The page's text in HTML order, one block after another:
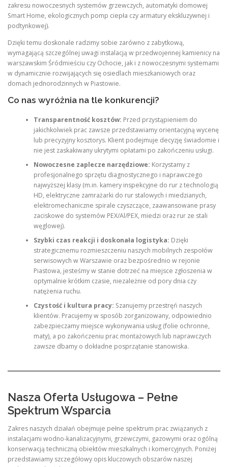
zakresu nowoczesnych systemów grzewczych, automatyki domowej
Smart Home, ekologicznych pomp ciepła czy armatury ekskluzywnej i
podtynkowej).
Dzięki temu doskonale radzimy sobie zarówno z zabytkową,
wymagającą szczególnej uwagi instalacją w przedwojennej kamienicy na
warszawskim Śródmieściu czy Ochocie, jak i z nowoczesnymi systemami
w dynamicznie rozwijających się osiedlach mieszkaniowych oraz
domach jednorodzinnych w Piastowie.
Co nas wyróżnia na tle konkurencji?
Transparentność kosztów: Przed przystąpieniem do
jakichkolwiek prac zawsze przedstawiamy orientacyjną wycenę
lub precyzyjny kosztorys. Klient podejmuje decyzję świadomie i
nie jest zaskakiwany ukrytymi opłatami po zakończeniu usługi.
Nowoczesne zaplecze narzędziowe: Korzystamy z
profesjonalnego sprzętu diagnostycznego i naprawczego
najwyższej klasy (m.in. kamery inspekcyjne do rur z technologią
HD, elektryczne zamrażarki do rur stalowych i miedzianych,
elektromechaniczne spirale czyszczące, zaawansowane prasy
zaciskowe do systemów PEX/Al/PEX, miedzi oraz rur ze stali
węglowej).
Szybki czas reakcji i doskonała logistyka: Dzięki
strategicznemu rozmieszczeniu naszych mobilnych zespołów
serwisowych w Warszawie oraz bezpośrednio w rejonie
Piastowa, jesteśmy w stanie dotrzeć na miejsce zgłoszenia w
optymalnie krótkim czasie, niezależnie od pory dnia czy
natężenia ruchu.
Czystość i kultura pracy: Szanujemy przestręń naszych
klientów. Pracujemy w sposób zorganizowany, odpowiednio
zabezpieczamy miejsce wykonywania usług (folie ochronne,
maty), a po zakończeniu prac montażowych lub naprawczych
zawsze dbamy o dokładne posprzątanie stanowiska.
Nasza Oferta Usługowa – Pełne
Spektrum Wsparcia
Zakres naszych działań obejmuje pełne spektrum prac związanych z
instalacjami wodno-kanalizacyjnymi, grzewczymi, gazowymi oraz ogólną
konserwacją techniczną obiektów mieszkalnych i komercyjnych. Poniżej
przedstawiamy szczegółowy opis kluczowych obszarów naszej